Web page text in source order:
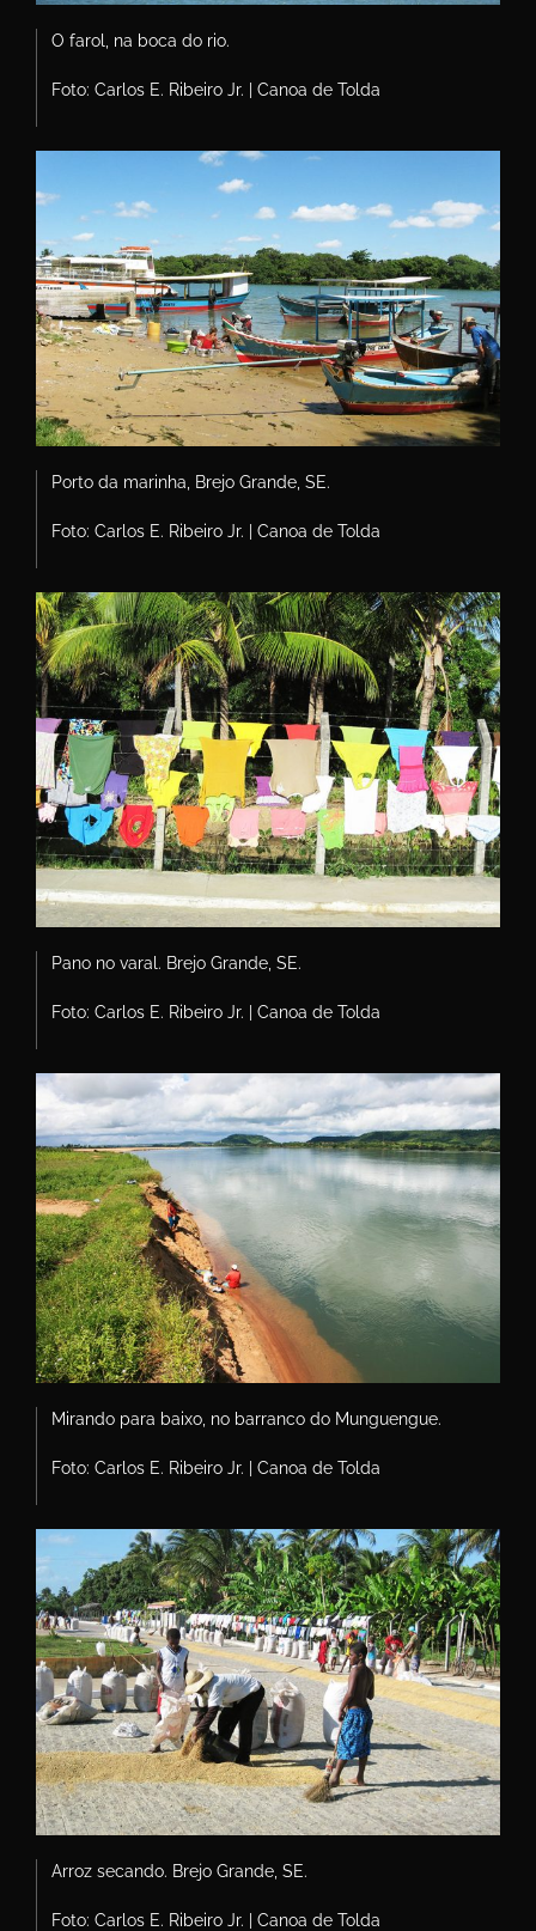
O farol, na boca do rio.
Foto: Carlos E. Ribeiro Jr. | Canoa de Tolda
Porto da marinha, Brejo Grande, SE.
Foto: Carlos E. Ribeiro Jr. | Canoa de Tolda
Pano no varal. Brejo Grande, SE.
Foto: Carlos E. Ribeiro Jr. | Canoa de Tolda
Mirando para baixo, no barranco do Munguengue.
Foto: Carlos E. Ribeiro Jr. | Canoa de Tolda
Arroz secando. Brejo Grande, SE.
Foto: Carlos E. Ribeiro Jr. | Canoa de Tolda